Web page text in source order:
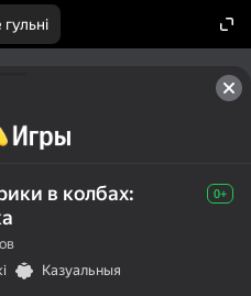
в колбах:
0+
Казуальныя